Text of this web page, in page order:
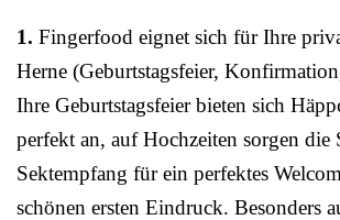
1. Fingerfood eignet sich für Ihre
Herne (Geburtstagsfeier,
Ihre Geburtstagsfeier bieten sich
perfekt an, auf Hochzeiten sorgen die
Sektempfang für ein perfektes
schönen ersten Eindruck. Besonders